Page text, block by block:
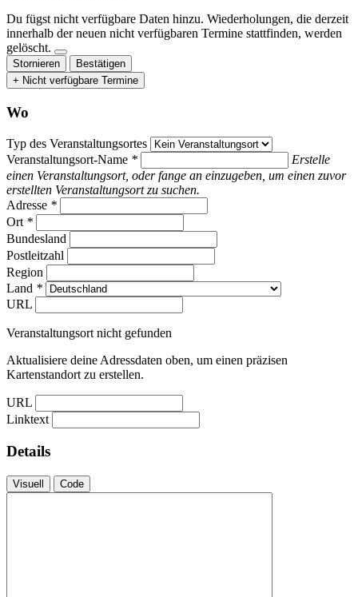
Du fügst nicht verfügbare Daten hinzu. Wiederholungen, die derzeit
innerhalb der neuen nicht verfügbaren Termine stattfinden, werden
gelöscht.
Stornieren
Bestätigen
+ Nicht verfügbare Termine
Wo
Typ des Veranstaltungsortes
Veranstaltungsort-Name *
Erstelle
einen Veranstaltungsort, oder fange an einzugeben, um einen zuvor
erstellten Veranstaltungsort zu suchen.
Adresse *
Ort *
Bundesland
Postleitzahl
Region
Land *
URL
Veranstaltungsort nicht gefunden
Aktualisiere deine Adressdaten oben, um einen präzisen
Kartenstandort zu erstellen.
URL
Linktext
Details
Visuell Code